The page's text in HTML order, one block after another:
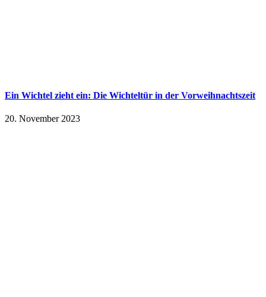
Ein Wichtel zieht ein: Die Wichteltür in der Vorweihnachtszeit
20. November 2023